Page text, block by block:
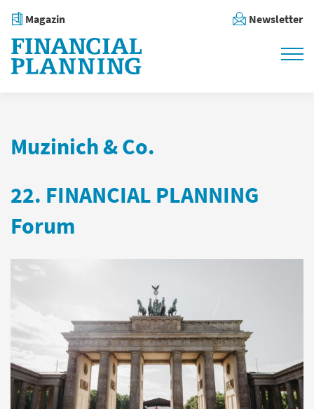
Magazin Newsletter
Muzinich & Co.
22. FINANCIAL PLANNING
Forum